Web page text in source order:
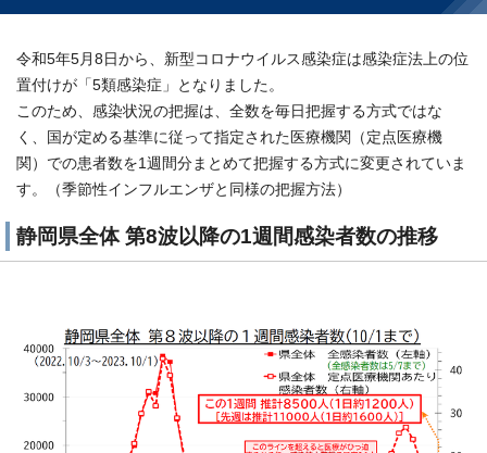
令和5年5月8日から、新型コロナウイルス感染症は感染症法上の位
置付けが「5類感染症」となりました。
このため、感染状況の把握は、全数を毎日把握する方式ではな
く、国が定める基準に従って指定された医療機関（定点医療機
関）での患者数を1週間分まとめて把握する方式に変更されていま
す。（季節性インフルエンザと同様の把握方法）
静岡県全体 第8波以降の1週間感染者数の推移